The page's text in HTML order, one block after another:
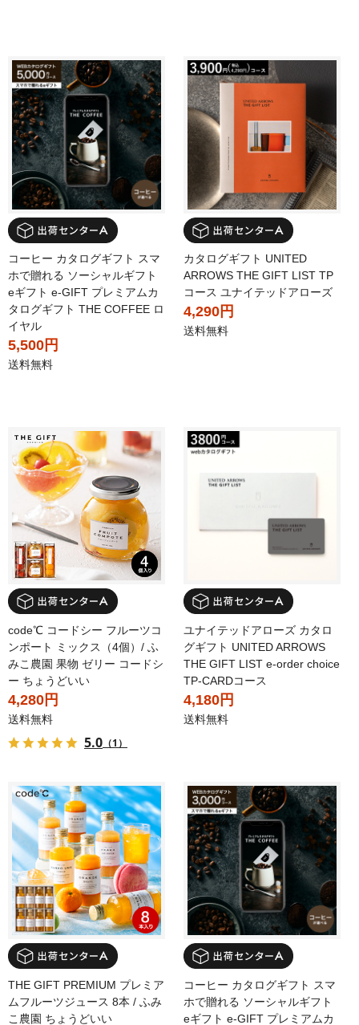
コーヒー カタログギフト スマ
ホで贈れる ソーシャルギフト
eギフト e-GIFT プレミアムカ
タログギフト THE COFFEE ロ
イヤル
5,500円
送料無料
カタログギフト UNITED
ARROWS THE GIFT LIST TP
コース ユナイテッドアローズ
4,290円
送料無料
code℃ コードシー フルーツコ
ンポート ミックス（4個）/ ふ
みこ農園 果物 ゼリー コードシ
ー ちょうどいい
4,280円
送料無料
5.0 （1）
ユナイテッドアローズ カタロ
グギフト UNITED ARROWS
THE GIFT LIST e-order choice
TP-CARDコース
4,180円
送料無料
THE GIFT PREMIUM プレミア
ムフルーツジュース 8本 / ふみ
こ農園 ちょうどいい
コーヒー カタログギフト スマ
ホで贈れる ソーシャルギフト
eギフト e-GIFT プレミアムカ